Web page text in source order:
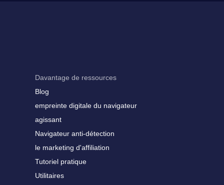
Davantage de ressources
Blog
empreinte digitale du navigateur
agissant
Navigateur anti-détection
le marketing d'affiliation
Tutoriel pratique
Utilitaires